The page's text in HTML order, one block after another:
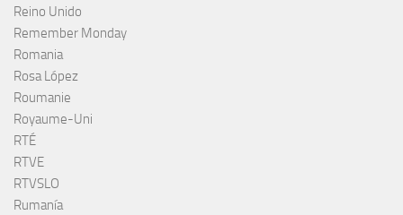
Reino Unido
Remember Monday
Romania
Rosa López
Roumanie
Royaume-Uni
RTÉ
RTVE
RTVSLO
Rumanía